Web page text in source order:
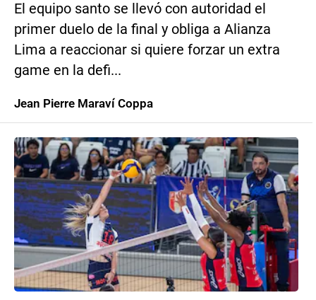
El equipo santo se llevó con autoridad el
primer duelo de la final y obliga a Alianza
Lima a reaccionar si quiere forzar un extra
game en la defi...
Jean Pierre Maraví Coppa